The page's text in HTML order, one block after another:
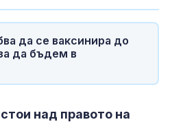
да се ваксинира до
да бъдем в
над правото на